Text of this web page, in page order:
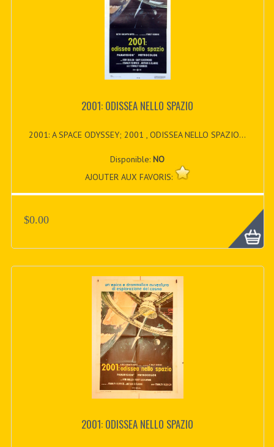
2001: ODISSEA NELLO SPAZIO
2001: A SPACE ODYSSEY; 2001 , ODISSEA NELLO SPAZIO...
Disponible:NO
AJOUTER AUX FAVORIS:
$0.00
2001: ODISSEA NELLO SPAZIO